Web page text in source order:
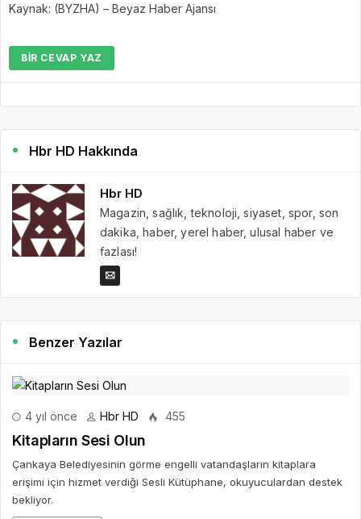
Kaynak: (BYZHA) – Beyaz Haber Ajansı
BIR CEVAP YAZ
Hbr HD Hakkında
Hbr HD
Magazin, sağlık, teknoloji, siyaset, spor, son
dakika, haber, yerel haber, ulusal haber ve
fazlası!
Benzer Yazılar
4 yıl önce Hbr HD 455
Kitapların Sesi Olun
Çankaya Belediyesinin görme engelli vatandaşların kitaplara
erişimi için hizmet verdiği Sesli Kütüphane, okuyuculardan destek
bekliyor.